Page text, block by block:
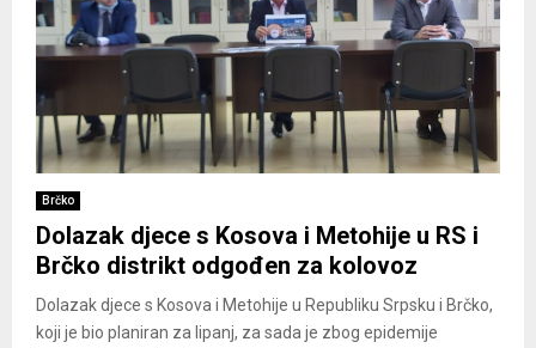
Brčko
Dolazak djece s Kosova i Metohije u RS i
Brčko distrikt odgođen za kolovoz
Dolazak djece s Kosova i Metohije u Republiku Srpsku i Brčko,
koji je bio planiran za lipanj, za sada je zbog epidemije